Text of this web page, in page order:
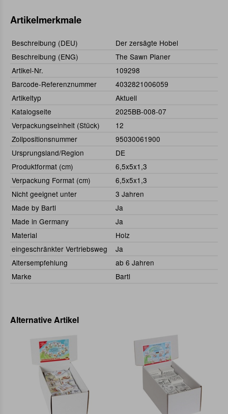
Artikelmerkmale
Beschreibung (DEU)
Der zersägte Hobel
Beschreibung (ENG)
The Sawn Planer
Artikel-Nr.
109298
Barcode-Referenznummer
4032821006059
Artikeltyp
Aktuell
Katalogseite
2025BB-008-07
Verpackungseinheit (Stück)
12
Zollpositionsnummer
95030061900
Ursprungsland/Region
DE
Produktformat (cm)
6,5x5x1,3
Verpackung Format (cm)
6,5x5x1,3
Nicht geeignet unter
3 Jahren
Made by Bartl
Ja
Made in Germany
Ja
Material
Holz
eingeschränkter Vertriebsweg
Ja
Altersempfehlung
ab 6 Jahren
Marke
Bartl
Alternative Artikel